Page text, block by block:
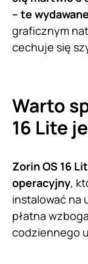
– te
graficznym
cechuje się
Warto
16 Lite
Zorin OS 16
operacyjny,
instalować na
płatna
codziennego